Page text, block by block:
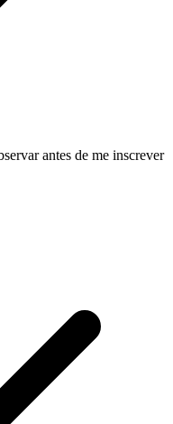
antes de me inscrever